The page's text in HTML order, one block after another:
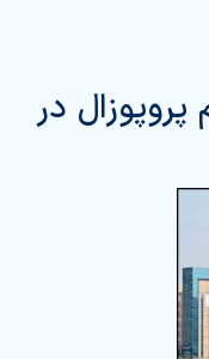
پروپوزال در